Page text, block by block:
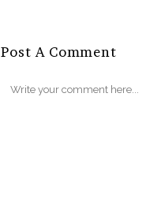
Post A Comment